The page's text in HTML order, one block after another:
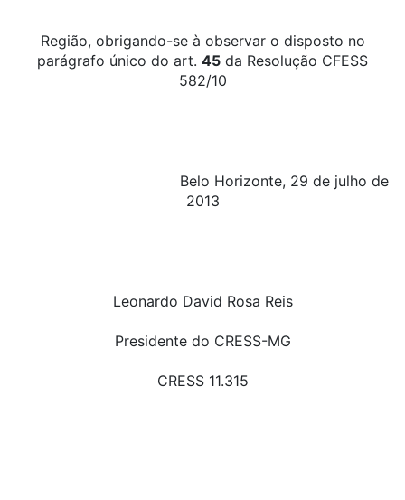
Região, obrigando-se à observar o disposto no
parágrafo único do art. 45 da Resolução CFESS
582/10
Belo Horizonte, 29 de julho de
2013
Leonardo David Rosa Reis
Presidente do CRESS-MG
CRESS 11.315